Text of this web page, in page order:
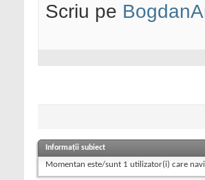
Scriu pe
Informații subiect
Momentan este/sunt 1 utilizator(i) care